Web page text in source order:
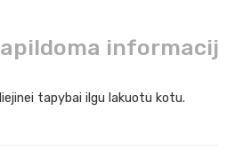
tapybai ilgu lakuotu kotu.